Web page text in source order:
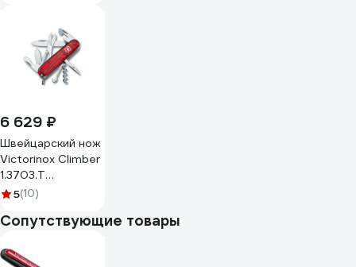
6 629 ₽
Швейцарский нож
Victorinox Climber
1.3703.T
полупрозрачный
5(10)
Сопутствующие товары